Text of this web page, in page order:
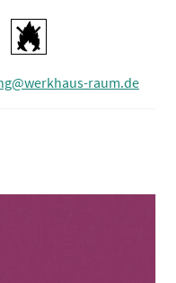
raum.de